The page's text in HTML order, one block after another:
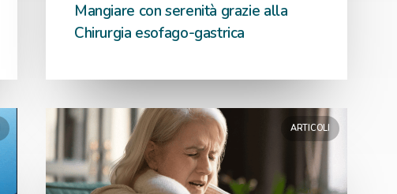
Mangiare con serenità grazie alla
Chirurgia esofago-gastrica
ARTICOLI